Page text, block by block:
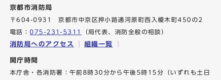
京都市消防局
〒604-0931 京都市中京区押小路通河原町西入榎木町450の2
電話：075-231-5311 （局代表、消防全般の相談）
消防局へのアクセス 組織一覧
開庁時間
本庁舎・各消防署：午前8時30分から午後5時15分（いずれも土日